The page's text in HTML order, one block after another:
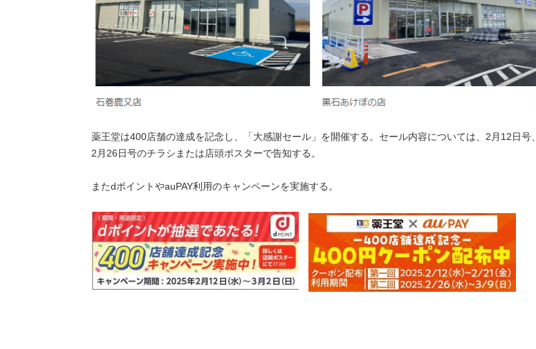
薬王堂は400店舗の達成を記念し、「大感謝セール」を開催する。セール内容については、2月12日号、
2月26日号のチラシまたは店頭ポスターで告知する。
またdポイントやauPAY利用のキャンペーンを実施する。